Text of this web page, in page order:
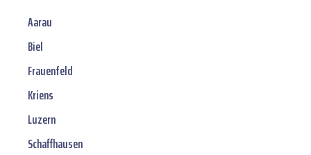
Aarau
Biel
Frauenfeld
Kriens
Luzern
Schaffhausen